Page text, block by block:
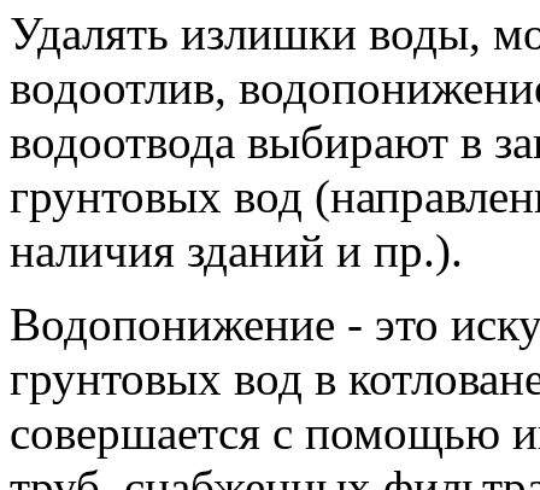
Удалять излишки воды,
водоотлив,
водоотвода выбирают в
грунтовых вод
наличия зданий и пр.).
Водопонижение - это
грунтовых вод в
совершается с помощью